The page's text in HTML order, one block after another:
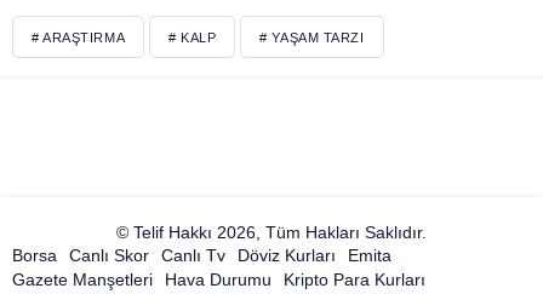
# ARAŞTIRMA # KALP # YAŞAM TARZI
© Telif Hakkı 2026, Tüm Hakları Saklıdır.
Borsa
Canlı Skor Canlı Tv Döviz Kurları
Emita
Gazete Manşetleri
Hava Durumu
Kripto Para Kurları